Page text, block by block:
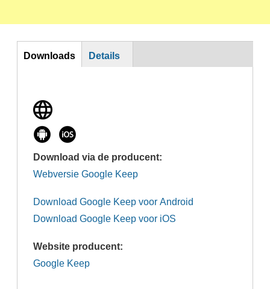
DL
Downloads Details
Download via de producent:
Webversie Google Keep
Download Google Keep voor Android
Download Google Keep voor iOS
Website producent:
Google Keep